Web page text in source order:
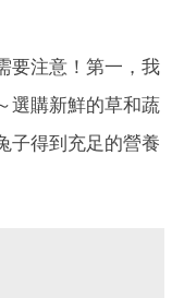
要注意！第一，我
選購新鮮的草和蔬
子得到充足的營養